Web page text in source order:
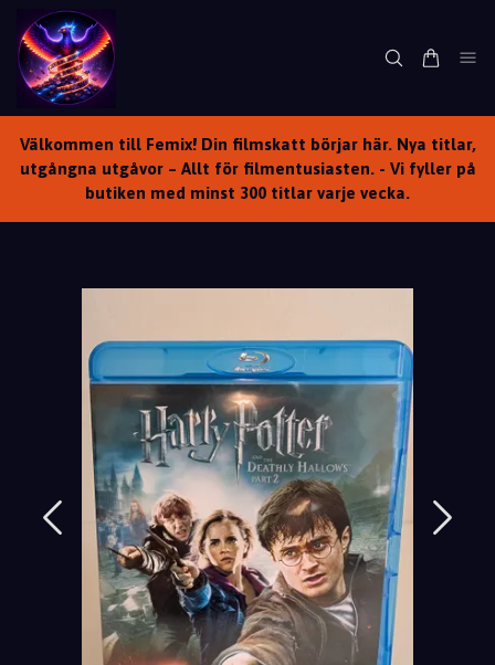
Välkommen till Femix! Din filmskatt börjar här. Nya titlar,
utgångna utgåvor – Allt för filmentusiasten. - Vi fyller på
butiken med minst 300 titlar varje vecka.